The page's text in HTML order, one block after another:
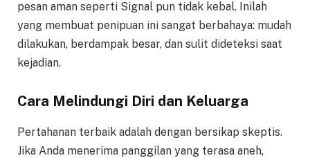
pesan aman seperti Signal pun tidak kebal. Inilah
yang membuat penipuan ini sangat berbahaya: mudah
dilakukan, berdampak besar, dan sulit dideteksi saat
kejadian.
Cara Melindungi Diri dan Keluarga
Pertahanan terbaik adalah dengan bersikap skeptis.
Jika Anda menerima panggilan yang terasa aneh,